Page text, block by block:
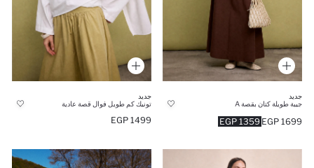
جديد
جيبة طويلة كتان بقصة A
1359 EGP 1699 EGP
جديد
تونيك كم طويل فوال قصة عادية
1499 EGP